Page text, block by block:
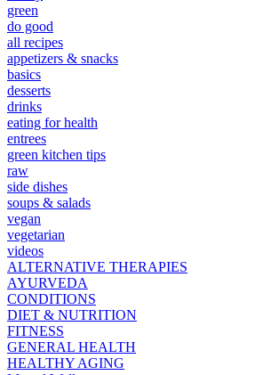
green
do good
all recipes
appetizers & snacks
basics
desserts
drinks
eating for health
entrees
green kitchen tips
raw
side dishes
soups & salads
vegan
vegetarian
videos
ALTERNATIVE THERAPIES
AYURVEDA
CONDITIONS
DIET & NUTRITION
FITNESS
GENERAL HEALTH
HEALTHY AGING